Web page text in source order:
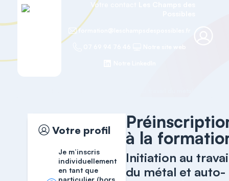
Votre contact
formation@leschampsdespossibles.fr
Votre profil
Je m’inscris
individuellement
en tant que
particulier (hors
à la
Initiation au
du métal et auto-